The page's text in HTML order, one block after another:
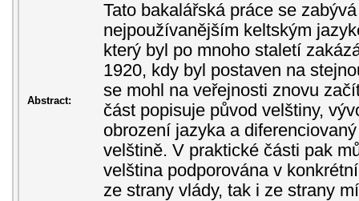
Abstract:
Tato bakalářská práce se
nejpoužívanějším keltským
který byl po mnoho staletí
1920, kdy byl postaven na
se mohl na veřejnosti znovu
část popisuje původ velštiny,
obrození jazyka a
velštině. V praktické části pak
velština podporována v
ze strany vlády, tak i ze strany